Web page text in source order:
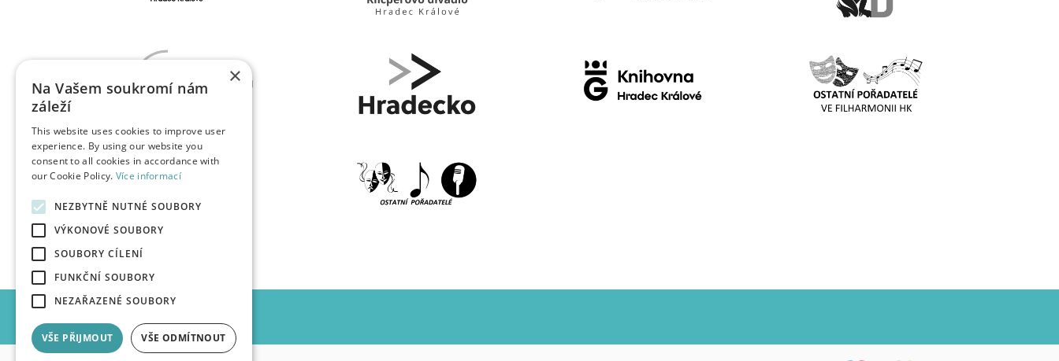
×
Na Vašem soukromí nám
záleží
This website uses cookies to improve user
experience. By using our website you
consent to all cookies in accordance with
our Cookie Policy. Více informací
NEZBYTNĚ NUTNÉ SOUBORY
VÝKONOVÉ SOUBORY
SOUBORY CÍLENÍ
FUNKČNÍ SOUBORY
NEZAŘAZENÉ SOUBORY
VŠE PŘIJMOUT VŠE ODMÍTNOUT